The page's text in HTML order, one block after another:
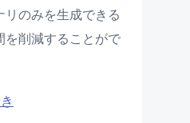
のみを生成できる
を削減することがで